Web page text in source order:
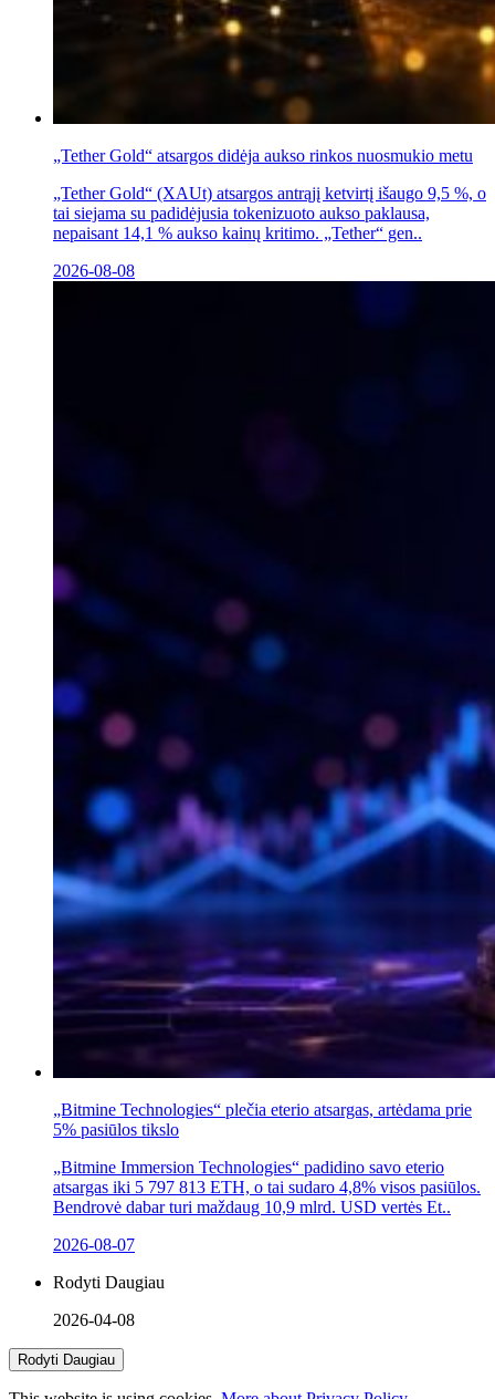
„Tether Gold“ atsargos didėja aukso rinkos nuosmukio metu
„Tether Gold“ (XAUt) atsargos antrąjį ketvirtį išaugo 9,5 %, o
tai siejama su padidėjusia tokenizuoto aukso paklausa,
nepaisant 14,1 % aukso kainų kritimo. „Tether“ gen..
2026-08-08
„Bitmine Technologies“ plečia eterio atsargas, artėdama prie
5% pasiūlos tikslo
„Bitmine Immersion Technologies“ padidino savo eterio
atsargas iki 5 797 813 ETH, o tai sudaro 4,8% visos pasiūlos.
Bendrovė dabar turi maždaug 10,9 mlrd. USD vertės Et..
2026-08-07
Rodyti Daugiau
2026-04-08
Rodyti Daugiau